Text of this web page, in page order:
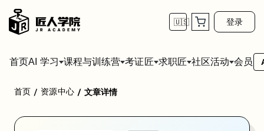
🇺🇸 登录
首页AI 学习 课程与训练营 考证匠 求职匠 社区活动 会员
本来想学Claude API开发，搜了一圈发现Anthropic有完整的lesson体系
最炸的是：17门全免费+每门学完通过final assessment就能有
首页 / 资源中心 / 文章详情